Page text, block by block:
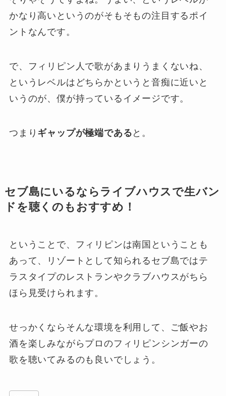
かなり高いというのがそもそもの注目するポイ
ントなんです。
で、フィリピン人で歌があまりうまくないね、
というレベルはどちらかというと音痴に近いと
いうのが、僕が持っているイメージです。
つまり ギャップが極端である と。
セブ島にいるならライブハウスで生バン
ドを聴くのもおすすめ！
ということで、フィリピンは南国ということも
あって、リゾートとして知られるセブ島ではテ
ラスタイプのレストランやクラブハウスがちら
ほら見受けられます。
せっかくならそんな環境を利用して、ご飯やお
酒を楽しみながらプロのフィリピンシンガーの
歌を聴いてみるのも良いでしょう。